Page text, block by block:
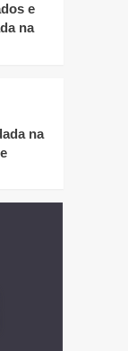
e
na
na